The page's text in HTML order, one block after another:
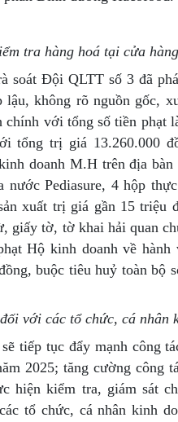
tra hàng hoá tại cửa hàng
soát Đội QLTT số 3 đã
lậu, không rõ nguồn gốc,
với tổng số tiền phạt
tổng trị giá 13.260.000
doanh M.H trên địa
nước Pediasure, 4 hộp
xuất trị giá gần 15 triệu
giấy tờ, tờ khai hải quan
Hộ kinh doanh về hành
buộc tiêu huỷ toàn bộ
với các tổ chức, cá nhân
tiếp tục đẩy mạnh công
2025; tăng cường công
hiện kiểm tra, giám sát
tổ chức, cá nhân kinh